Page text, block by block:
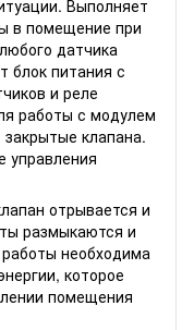
Выполняет
в помещение при
датчика
блок питания с
и реле
работы с модулем
клапана.
управления
отрывается и
размыкаются и
необходима
которое
помещения